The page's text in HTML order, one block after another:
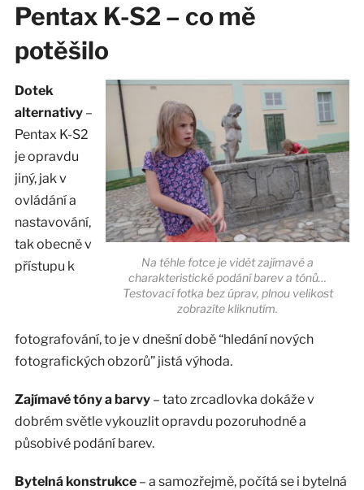
Pentax K-S2 – co mě
potěšilo
Na téhle fotce je vidět zajímavé a
charakteristické podání barev a tónů…
Testovací fotka bez úprav, plnou velikost
zobrazíte kliknutím.
Dotek
alternativy–
Pentax K-S2
je opravdu
jiný, jak v
ovládání a
nastavování,
tak obecně v
přístupu k
fotografování, to je v dnešní době “hledání nových
fotografických obzorů” jistá výhoda.
Zajímavé tóny a barvy– tato zrcadlovka dokáže v
dobrém světle vykouzlit opravdu pozoruhodné a
působivé podání barev.
Bytelná konstrukce– a samozřejmě, počítá se i bytelná